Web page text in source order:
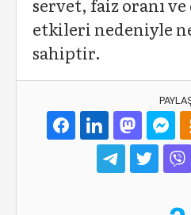
servet, faiz oranı
etkileri nedeniyle
sahiptir.